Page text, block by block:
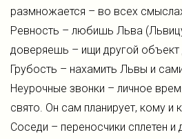
размножается – во всех
Ревность – любишь Льва
доверяешь – ищи другой объект
Грубость – нахамить Львы и
Неурочные звонки – личное
свято. Он сам планирует, кому и
Соседи – переносчики сплетен